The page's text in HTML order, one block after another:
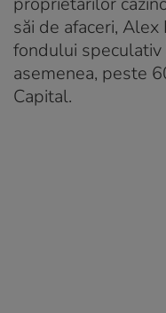
săi de afaceri,
fondului speculativ
asemenea, peste
Capital.